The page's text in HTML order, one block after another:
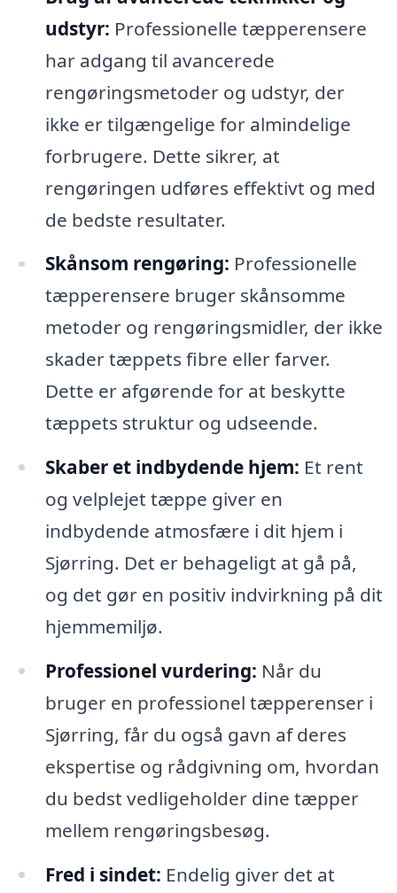
udstyr: Professionelle tæpperensere
har adgang til avancerede
rengøringsmetoder og udstyr, der
ikke er tilgængelige for almindelige
forbrugere. Dette sikrer, at
rengøringen udføres effektivt og med
de bedste resultater.
Skånsom rengøring: Professionelle
tæpperensere bruger skånsomme
metoder og rengøringsmidler, der ikke
skader tæppets fibre eller farver.
Dette er afgørende for at beskytte
tæppets struktur og udseende.
Skaber et indbydende hjem: Et rent
og velplejet tæppe giver en
indbydende atmosfære i dit hjem i
Sjørring. Det er behageligt at gå på,
og det gør en positiv indvirkning på dit
hjemmemiljø.
Professionel vurdering: Når du
bruger en professionel tæpperenser i
Sjørring, får du også gavn af deres
ekspertise og rådgivning om, hvordan
du bedst vedligeholder dine tæpper
mellem rengøringsbesøg.
Fred i sindet: Endelig giver det at